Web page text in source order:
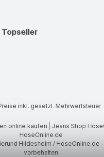
Topseller
inkl. gesetzl. Mehrwertsteuer
online kaufen | Jeans Shop
HoseOnline.de
Hildesheim / HoseOnline.de
vorbehalten